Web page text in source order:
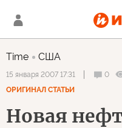
Time США
15 января 2007 17:31 0
ОРИГИНАЛ СТАТЬИ
Новая